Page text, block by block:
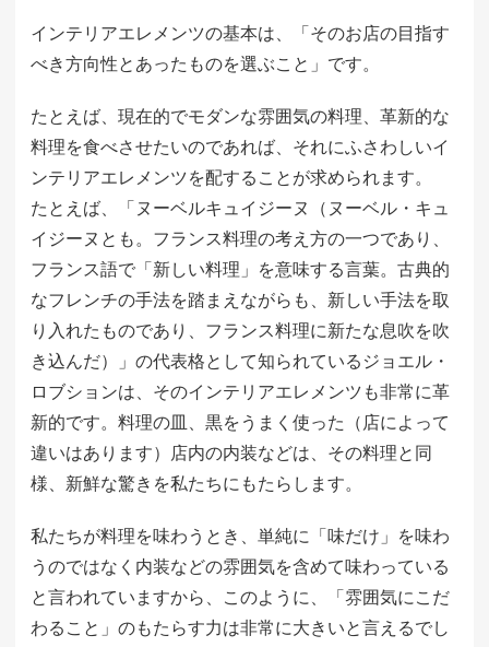
インテリアエレメンツの基本は、「そのお店の目指す
べき方向性とあったものを選ぶこと」です。
たとえば、現在的でモダンな雰囲気の料理、革新的な
料理を食べさせたいのであれば、それにふさわしいイ
ンテリアエレメンツを配することが求められます。
たとえば、「ヌーベルキュイジーヌ（ヌーベル・キュ
イジーヌとも。フランス料理の考え方の一つであり、
フランス語で「新しい料理」を意味する言葉。古典的
なフレンチの手法を踏まえながらも、新しい手法を取
り入れたものであり、フランス料理に新たな息吹を吹
き込んだ）」の代表格として知られているジョエル・
ロブションは、そのインテリアエレメンツも非常に革
新的です。料理の皿、黒をうまく使った（店によって
違いはあります）店内の内装などは、その料理と同
様、新鮮な驚きを私たちにもたらします。
私たちが料理を味わうとき、単純に「味だけ」を味わ
うのではなく内装などの雰囲気を含めて味わっている
と言われていますから、このように、「雰囲気にこだ
わること」のもたらす力は非常に大きいと言えるでし